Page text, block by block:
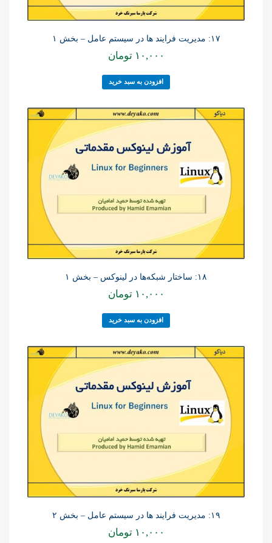
۱۷: مدیریت فرایند ها در سیستم عامل – بخش ۱
۱۰,۰۰۰ تومان
افزودن به سبد خرید
۱۸: ساختار شبکه‌ها در لینوکس – بخش ۱
۱۰,۰۰۰ تومان
افزودن به سبد خرید
۱۹: مدیریت فرایند ها در سیستم عامل – بخش ۲
۱۰,۰۰۰ تومان